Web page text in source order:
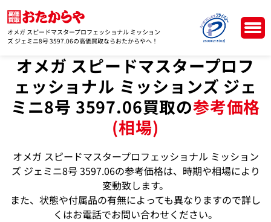
オメガ スピードマスタープロフェッショナル ミッション
ズ ジェミニ8号 3597.06の高価買取ならおたからやへ！
オメガ スピードマスタープロフ
ェッショナル ミッションズ ジェ
ミニ8号 3597.06買取の参考価格
(相場)
オメガ スピードマスタープロフェッショナル ミッション
ズ ジェミニ8号 3597.06の参考価格は、時期や相場により
変動致します。
また、状態や付属品の有無によっても異なりますので詳し
くはお電話でお問い合わせください。